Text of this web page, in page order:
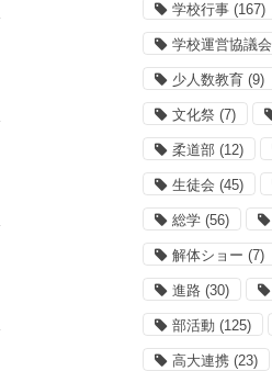
学校行事(167)
学校運営協議会
少人数教育(9)
文化祭 (7)
柔道部(12)
生徒会 (45)
総学(56)
解体ショー (7)
進路(30)
部活動 (125)
高大連携(23)